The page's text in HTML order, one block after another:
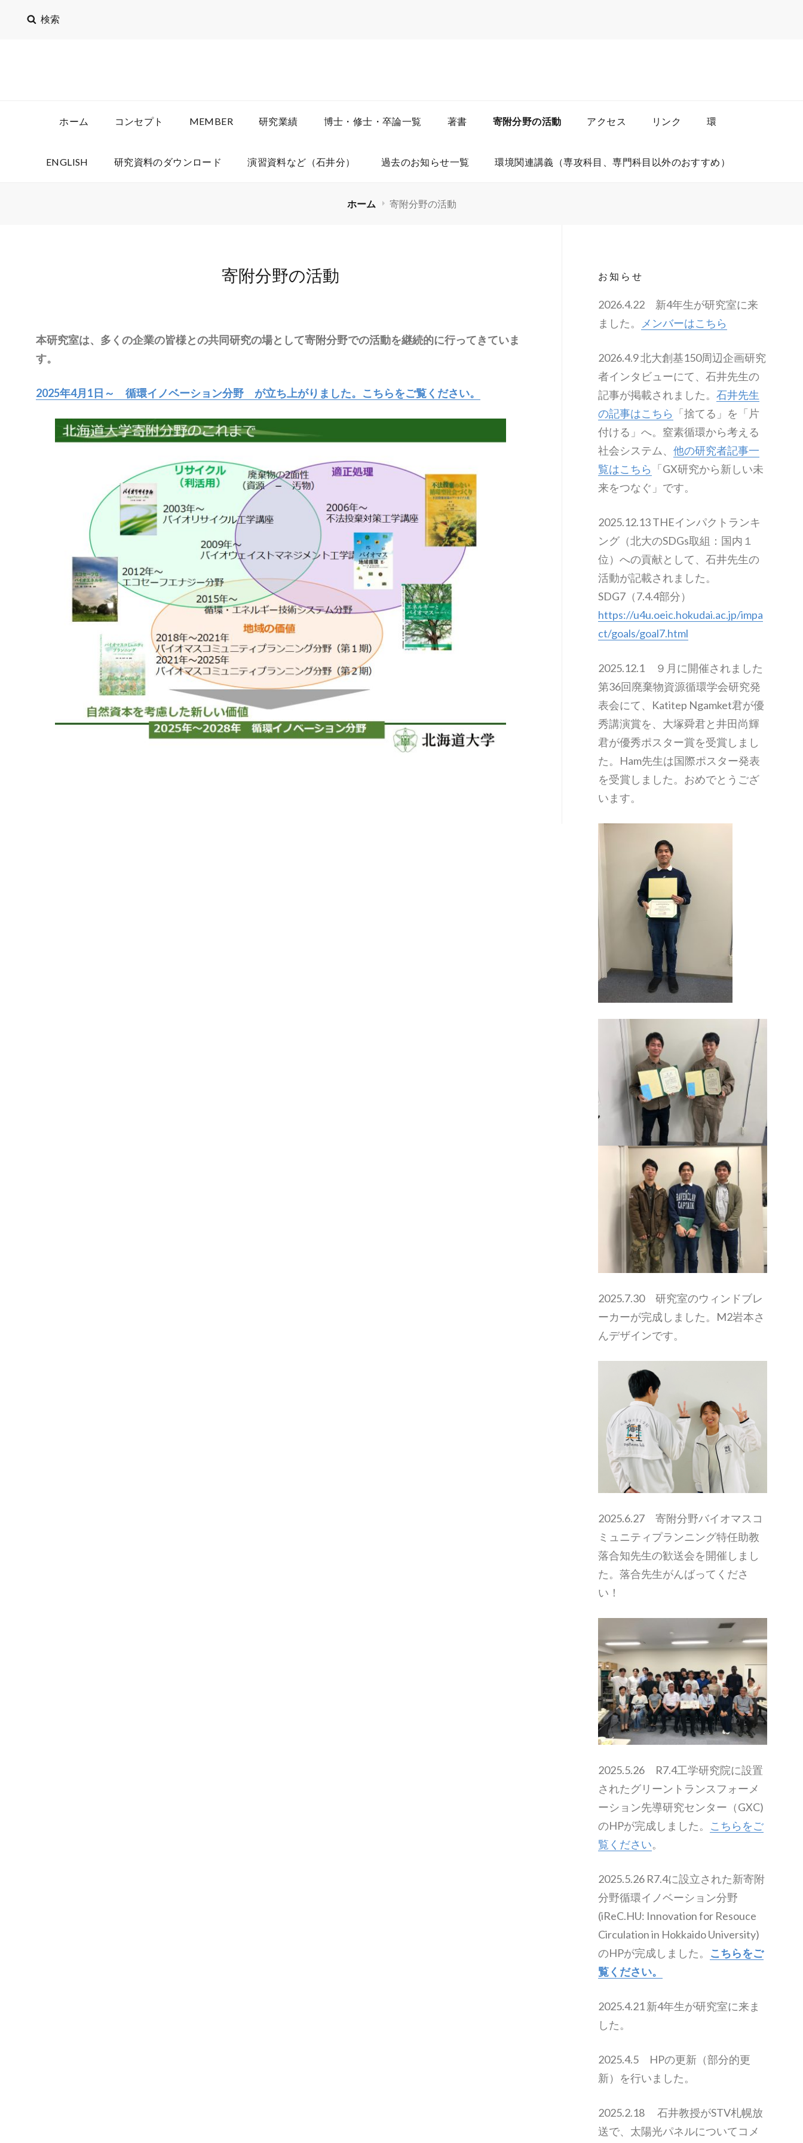
検索
ホーム コンセプト MEMBER 研究業績 博士・修士・卒論一覧 著書 寄附分野の活動 アクセス リンク 環
ENGLISH 研究資料のダウンロード 演習資料など（石井分） 過去のお知らせ一覧 環境関連講義（専攻科目、専門科目以外のおすすめ）
ホーム 寄附分野の活動
寄附分野の活動
本研究室は、多くの企業の皆様との共同研究の場として寄附分野での活動を継続的に行ってきていま
す。
2025年4月1日～ 循環イノベーション分野 が立ち上がりました。こちらをご覧ください。
お知らせ
2026.4.22 新4年生が研究室に来
ました。
メンバーはこちら
2026.4.9 北大創基150周辺企画研究
者インタビューにて、石井先生の
記事が掲載されました。 石井先生
の記事はこちら 「捨てる」を「片
付ける」へ。窒素循環から考える
社会システム、 他の研究者記事一
覧はこちら 「GX研究から新しい未
来をつなぐ」です。
2025.12.13 THEインパクトランキ
ング（北大のSDGs取組：国内１
位）への貢献として、石井先生の
活動が記載されました。
SDG7（7.4.4部分）
https://u4u.oeic.hokudai.ac.jp/impa
ct/goals/goal7.html
2025.12.1 ９月に開催されました
第36回廃棄物資源循環学会研究発
表会にて、Katitep Ngamket君が優
秀講演賞を、大塚舜君と井田尚輝
君が優秀ポスター賞を受賞しまし
た。Ham先生は国際ポスター発表
を受賞しました。おめでとうござ
います。
2025.7.30 研究室のウィンドブレ
ーカーが完成しました。M2岩本さ
んデザインです。
2025.6.27 寄附分野バイオマスコ
ミュニティプランニング特任助教
落合知先生の歓送会を開催しまし
た。落合先生がんばってくださ
い！
2025.5.26 R7.4工学研究院に設置
されたグリーントランスフォーメ
ーション先導研究センター（GXC)
のHPが完成しました。
こちらをご
覧ください。
2025.5.26 R7.4に設立された新寄附
分野循環イノベーション分野
(iReC.HU: Innovation for Resouce
Circulation in Hokkaido University)
のHPが完成しました。
こちらをご
覧ください。
2025.4.21 新4年生が研究室に来ま
した。
2025.4.5 HPの更新（部分的更
新）を行いました。
2025.2.18 石井教授がSTV札幌放
送で、太陽光パネルについてコメ